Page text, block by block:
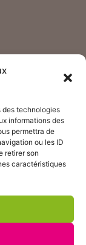
des technologies
informations des
permettra de
ou les ID
retirer son
caractéristiques
de
demande
: